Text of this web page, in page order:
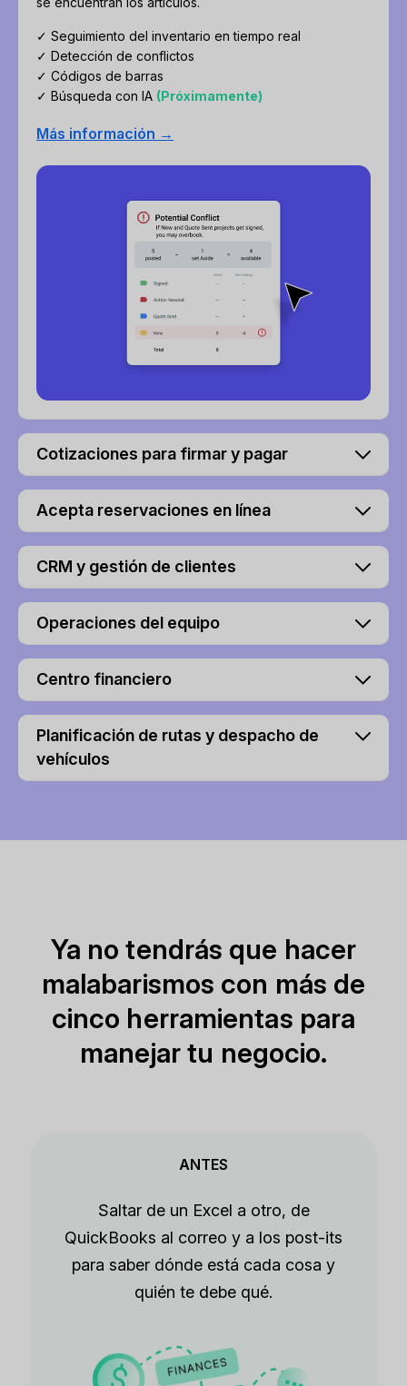
✓ Seguimiento del inventario en tiempo real
✓ Detección de conflictos
✓ Códigos de barras
✓ Búsqueda con IA (Próximamente)
Más información →
Cotizaciones para firmar y pagar
Acepta reservaciones en línea
CRM y gestión de clientes
Operaciones del equipo
Centro financiero
Planificación de rutas y despacho de
vehículos
Ya no tendrás que hacer
malabarismos con más de
cinco herramientas para
manejar tu negocio.
ANTES
Saltar de un Excel a otro, de
QuickBooks al correo y a los post-its
para saber dónde está cada cosa y
quién te debe qué.